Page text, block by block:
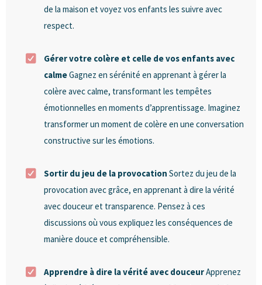
de la maison et voyez vos enfants les suivre avec
respect.
Gérer votre colère et celle de vos enfants avec
calmeGagnez en sérénité en apprenant à gérer la
colère avec calme, transformant les tempêtes
émotionnelles en moments d’apprentissage. Imaginez
transformer un moment de colère en une conversation
constructive sur les émotions.
Sortir du jeu de la provocation Sortez du jeu de la
provocation avec grâce, en apprenant à dire la vérité
avec douceur et transparence. Pensez à ces
discussions où vous expliquez les conséquences de
manière douce et compréhensible.
Apprendre à dire la vérité avec douceurApprenez